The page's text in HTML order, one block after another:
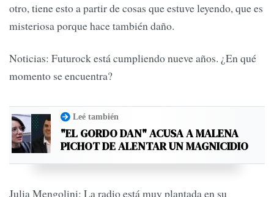
otro, tiene esto a partir de cosas que estuve leyendo, que es
misteriosa porque hace también daño.
Noticias: Futurock está cumpliendo nueve años. ¿En qué
momento se encuentra?
Leé también
"EL GORDO DAN" ACUSA A MALENA
PICHOT DE ALENTAR UN MAGNICIDIO
Julia Mengolini: La radio está muy plantada en su